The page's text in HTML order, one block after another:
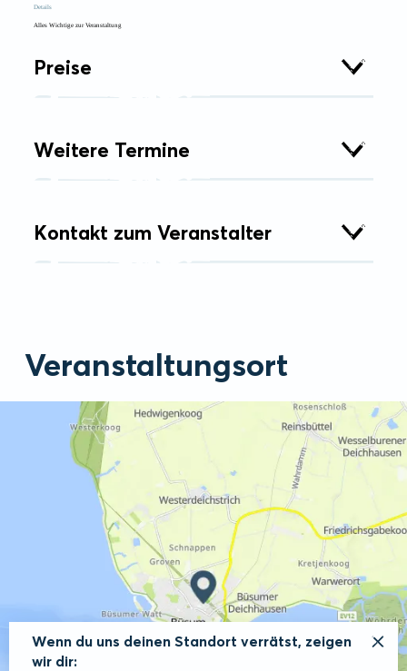
Details
Alles Wichtige zur Veranstaltung
Preise
Weitere Termine
Kontakt zum Veranstalter
Veranstaltungsort
Wenn du uns deinen Standort verrätst, zeigen
wir dir: